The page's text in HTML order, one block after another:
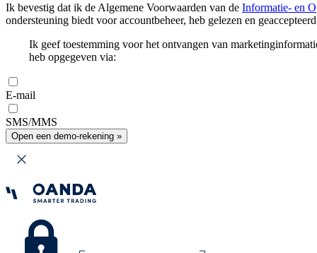
Ik bevestig dat ik de Algemene Voorwaarden van de Informatie- en
ondersteuning biedt voor accountbeheer, heb gelezen en
Ik geef toestemming voor het ontvangen van
heb opgegeven via:
E-mail
SMS/MMS
Open een demo-rekening »